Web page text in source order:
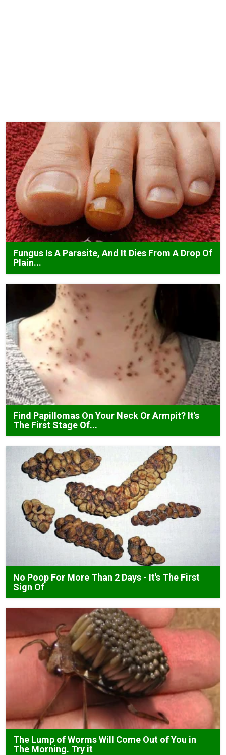
Fungus Is A Parasite, And It Dies From A Drop Of
Plain...
Find Papillomas On Your Neck Or Armpit? It's
The First Stage Of...
No Poop For More Than 2 Days - It's The First
Sign Of
The Lump of Worms Will Come Out of You in
The Morning. Try it